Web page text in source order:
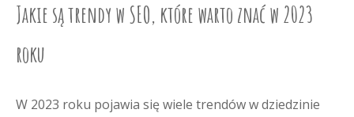
Jakie są trendy w SEO, które warto znać w 2023
roku
W 2023 roku pojawia się wiele trendów w dziedzinie